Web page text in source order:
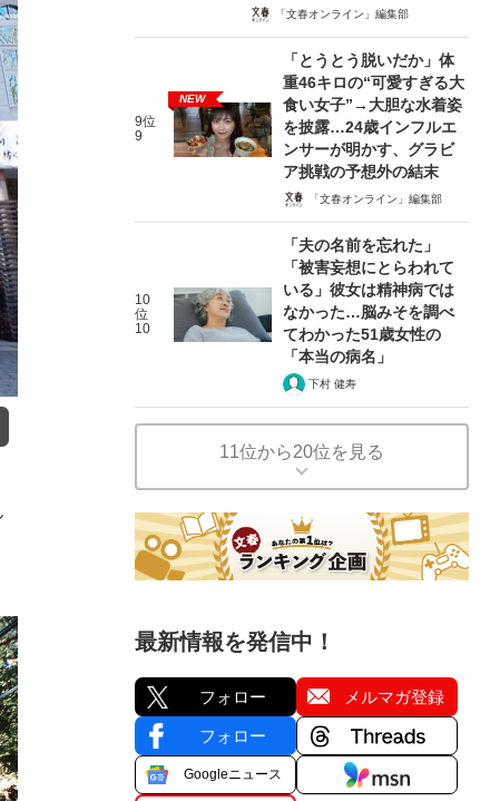
「文春オンライン」編集部
9位
9
NEW
「とうとう脱いだか」体
重46キロの“可愛すぎる大
食い女子”→大胆な水着姿
を披露…24歳インフルエ
ンサーが明かす、グラビ
ア挑戦の予想外の結末
「文春オンライン」編集部
10
位
10
「夫の名前を忘れた」
「被害妄想にとらわれて
いる」彼女は精神病では
なかった…脳みそを調べ
てわかった51歳女性の
「本当の病名」
下村 健寿
11位から20位を見る
最新情報を発信中！
フォロー メルマガ登録
フォロー
Googleニュース